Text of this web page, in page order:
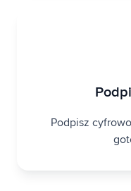
Podpisz